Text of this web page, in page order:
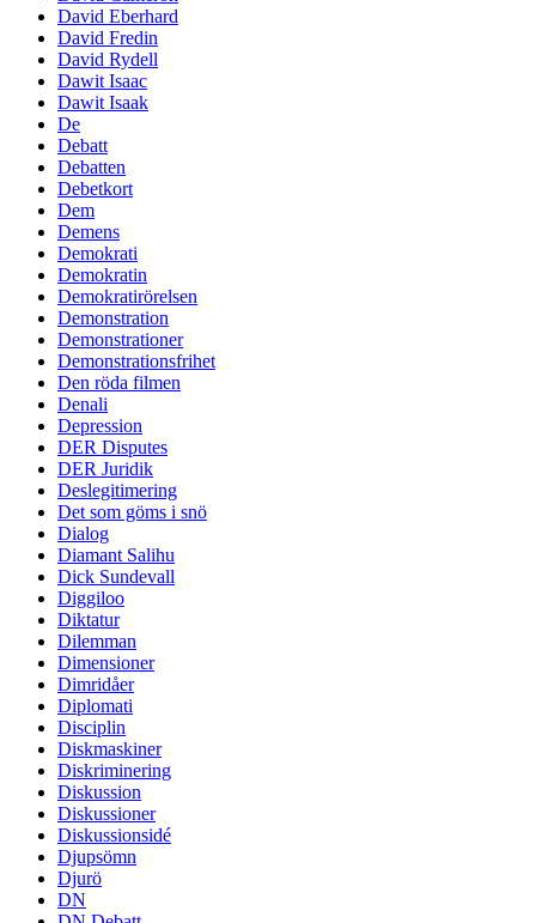
David Eberhard
David Fredin
David Rydell
Dawit Isaac
Dawit Isaak
De
Debatt
Debatten
Debetkort
Dem
Demens
Demokrati
Demokratin
Demokratirörelsen
Demonstration
Demonstrationer
Demonstrationsfrihet
Den röda filmen
Denali
Depression
DER Disputes
DER Juridik
Deslegitimering
Det som göms i snö
Dialog
Diamant Salihu
Dick Sundevall
Diggiloo
Diktatur
Dilemman
Dimensioner
Dimridåer
Diplomati
Disciplin
Diskmaskiner
Diskriminering
Diskussion
Diskussioner
Diskussionsidé
Djupsömn
Djurö
DN